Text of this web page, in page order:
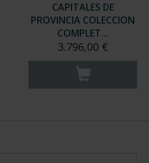
CAPITALES DE
PROVINCIA COLECCION
COMPLET...
3.796,00 €